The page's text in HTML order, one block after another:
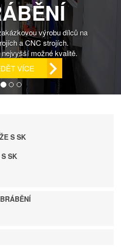
OBRÁBĚNÍ
se na zakázkovou výrobu
strojích a CNC strojích.
provádíme v nejvyšší možné kvalitě.
CHCI VĚDĚT VÍCE
S SK
SK